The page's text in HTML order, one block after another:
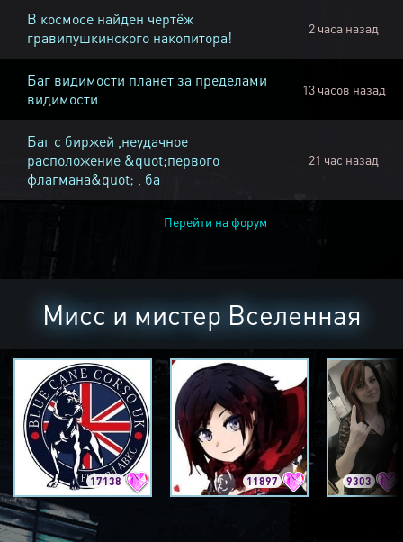
В космосе найден чертёж
гравипушкинского накопитора!
2 часа назад
Баг видимости планет за пределами
видимости
13 часов назад
Баг с биржей ,неудачное
расположение &quot;первого
флагмана&quot; , ба
21 час назад
Перейти на форум
Мисс и мистер Вселенная
17138 11897 9303